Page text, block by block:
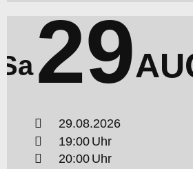
Sa29
29.08.2026
19:00
20:00